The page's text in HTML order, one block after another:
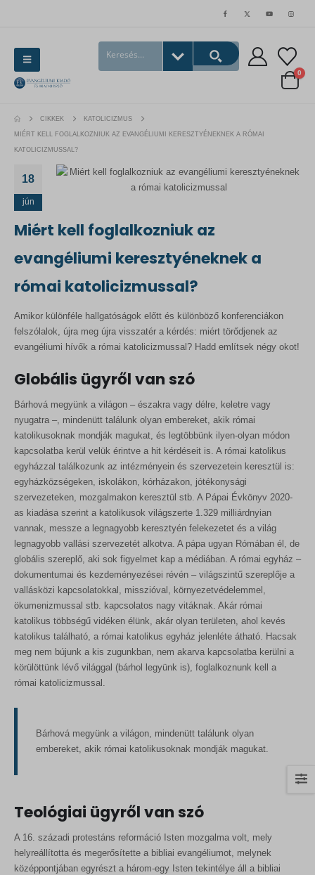
0
CIKKEK KATOLICIZMUS
MIÉRT KELL FOGLALKOZNIUK AZ EVANGÉLIUMI KERESZTYÉNEKNEK A RÓMAI
KATOLICIZMUSSAL?
18
jún
Miért kell foglalkozniuk az
evangéliumi keresztyéneknek a
római katolicizmussal?
Amikor különféle hallgatóságok előtt és különböző konferenciákon
felszólalok, újra meg újra visszatér a kérdés: miért törődjenek az
evangéliumi hívők a római katolicizmussal? Hadd említsek négy okot!
Globális ügyről van szó
Bárhová megyünk a világon – északra vagy délre, keletre vagy
nyugatra –, mindenütt találunk olyan embereket, akik római
katolikusoknak mondják magukat, és legtöbbünk ilyen-olyan módon
kapcsolatba kerül velük érintve a hit kérdéseit is. A római katolikus
egyházzal találkozunk az intézményein és szervezetein keresztül is:
egyházközségeken, iskolákon, kórházakon, jótékonysági
szervezeteken, mozgalmakon keresztül stb. A Pápai Évkönyv 2020-
as kiadása szerint a katolikusok világszerte 1.329 milliárdnyian
vannak, messze a legnagyobb keresztyén felekezetet és a világ
legnagyobb vallási szervezetét alkotva. A pápa ugyan Rómában él, de
globális szereplő, aki sok figyelmet kap a médiában. A római egyház –
dokumentumai és kezdeményezései révén – világszintű szereplője a
vallásközi kapcsolatokkal, misszióval, környezetvédelemmel,
ökumenizmussal stb. kapcsolatos nagy vitáknak. Akár római
katolikus többségű vidéken élünk, akár olyan területen, ahol kevés
katolikus található, a római katolikus egyház jelenléte átható. Hacsak
meg nem bújunk a kis zugunkban, nem akarva kapcsolatba kerülni a
körülöttünk lévő világgal (bárhol legyünk is), foglalkoznunk kell a
római katolicizmussal.
Bárhová megyünk a világon, mindenütt találunk olyan
embereket, akik római katolikusoknak mondják magukat.
Teológiai ügyről van szó
A 16. századi protestáns reformáció Isten mozgalma volt, mely
helyreállította és megerősítette a bibliai evangéliumot, melynek
középpontjában egyrészt a három-egy Isten tekintélye áll a bibliai